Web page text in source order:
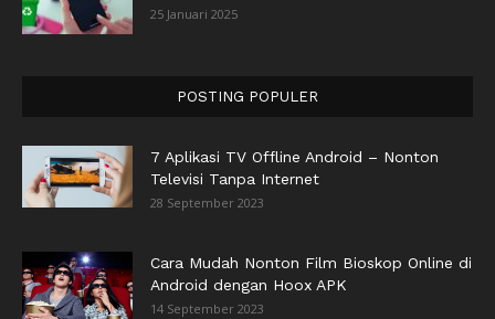
25 Januari 2025
POSTING POPULER
7 Aplikasi TV Offline Android – Nonton
Televisi Tanpa Internet
28 September 2023
Cara Mudah Nonton Film Bioskop Online di
Android dengan Hoox APK
14 September 2023